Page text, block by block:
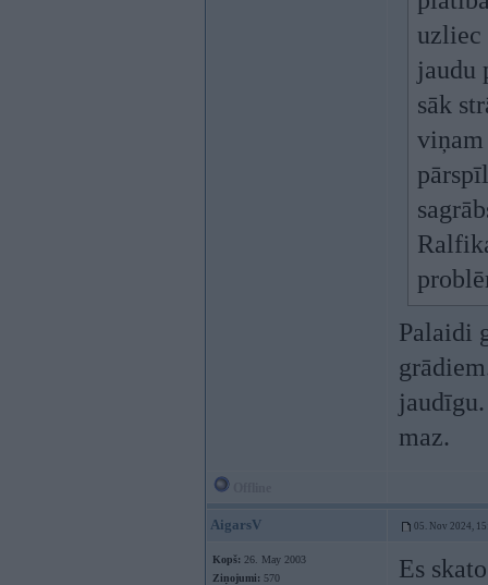
uzliec
jaudu
sāk
viņam
Palaidi
maz.
AigarsV 05. Nov 2024,
Kopš: 26. May 2003
Ziņojumi: 570
Es